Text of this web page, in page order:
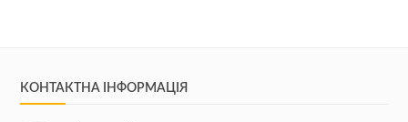
КОНТАКТНА ІНФОРМАЦІЯ